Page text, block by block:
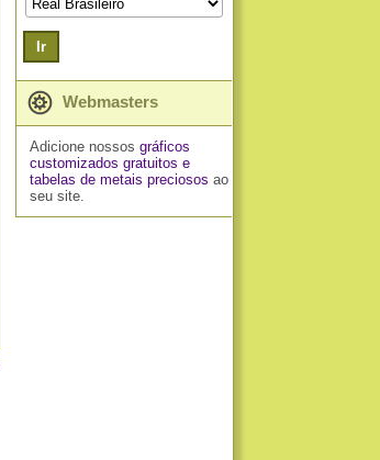
Ir
Webmasters
Adicione nossos gráficos
customizados gratuitos e
tabelas de metais preciosos ao
seu site.